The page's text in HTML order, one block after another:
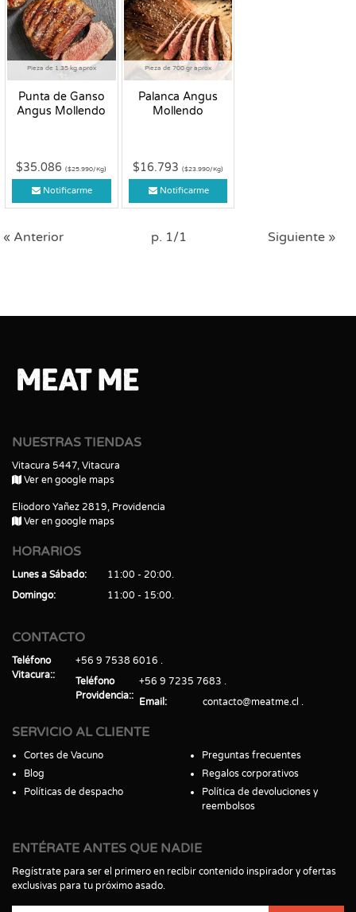
Pieza de 1.35 kg aprox
Punta de Ganso
Angus Mollendo
$35.086($25.990/Kg)
Notificarme
Pieza de 700 gr aprox
Palanca Angus
Mollendo
$16.793 ($23.990/Kg)
Notificarme
« Anterior p. 1/1 Siguiente »
NUESTRAS TIENDAS
Vitacura 5447, Vitacura
Ver en google maps
Eliodoro Yañez 2819, Providencia
Ver en google maps
HORARIOS
Lunes a Sábado
11:00 - 20:00
Domingo
11:00 - 15:00
CONTACTO
Teléfono
Vitacura:
+56 9 7538 6016
Teléfono
Providencia:
+56 9 7235 7683
Email
contacto@meatme.cl
SERVICIO AL CLIENTE
Cortes de Vacuno
Blog
Políticas de despacho
Preguntas frecuentes
Regalos corporativos
Política de devoluciones y
reembolsos
ENTÉRATE ANTES QUE NADIE
Regístrate para ser el primero en recibir contenido inspirador y ofertas
exclusivas para tu próximo asado.